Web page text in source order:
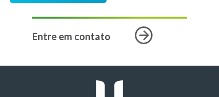
Entre em contato